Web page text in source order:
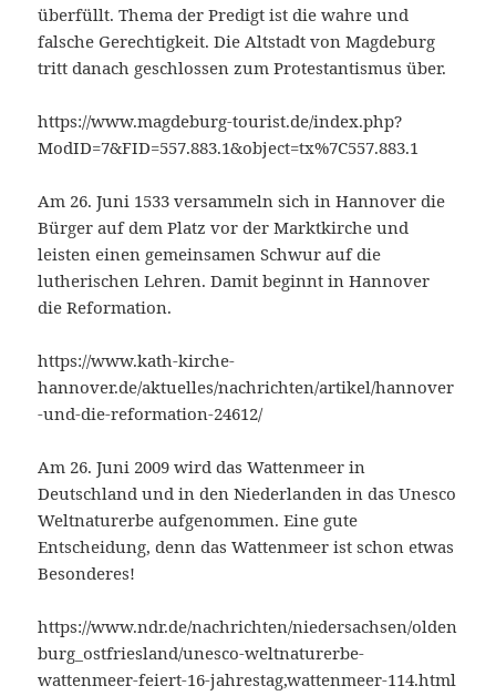
überfüllt. Thema der Predigt ist die wahre und
falsche Gerechtigkeit. Die Altstadt von Magdeburg
tritt danach geschlossen zum Protestantismus über.
https://www.magdeburg-tourist.de/index.php?
ModID=7&FID=557.883.1&object=tx%7C557.883.1
Am 26. Juni 1533 versammeln sich in Hannover die
Bürger auf dem Platz vor der Marktkirche und
leisten einen gemeinsamen Schwur auf die
lutherischen Lehren. Damit beginnt in Hannover
die Reformation.
https://www.kath-kirche-
hannover.de/aktuelles/nachrichten/artikel/hannover
-und-die-reformation-24612/
Am 26. Juni 2009 wird das Wattenmeer in
Deutschland und in den Niederlanden in das Unesco
Weltnaturerbe aufgenommen. Eine gute
Entscheidung, denn das Wattenmeer ist schon etwas
Besonderes!
https://www.ndr.de/nachrichten/niedersachsen/olden
burg_ostfriesland/unesco-weltnaturerbe-
wattenmeer-feiert-16-jahrestag,wattenmeer-114.html